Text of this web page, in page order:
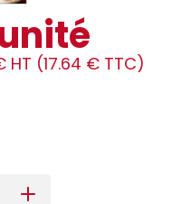
HT (17.64 € TTC)